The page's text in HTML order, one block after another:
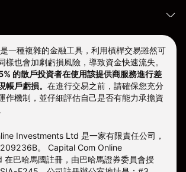
一種複雜的金融工具，利用槓桿交易雖然可
樣也會加劇虧損風險，導致資金快速流失。
的散戶投資者在使用該提供商服務進行差
帳戶虧損。 在進行交易之前，請確保您充分
作機制，並仔細評估自己是否有能力承擔資
Investments Ltd 是一家有限責任公司，
。 Capital Com Online
巴哈馬國註冊，由巴哈馬證券委員會授